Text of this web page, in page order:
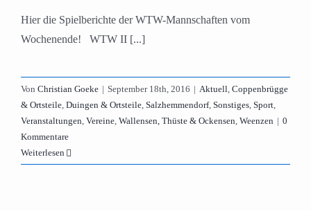
Hier die Spielberichte der WTW-Mannschaften vom
Wochenende! WTW II [...]
Von Christian Goeke | September 18th, 2016 | Aktuell, Coppenbrügge
& Ortsteile, Duingen & Ortsteile, Salzhemmendorf, Sonstiges, Sport,
Veranstaltungen, Vereine, Wallensen, Thüste & Ockensen, Weenzen | 0
Kommentare
Weiterlesen